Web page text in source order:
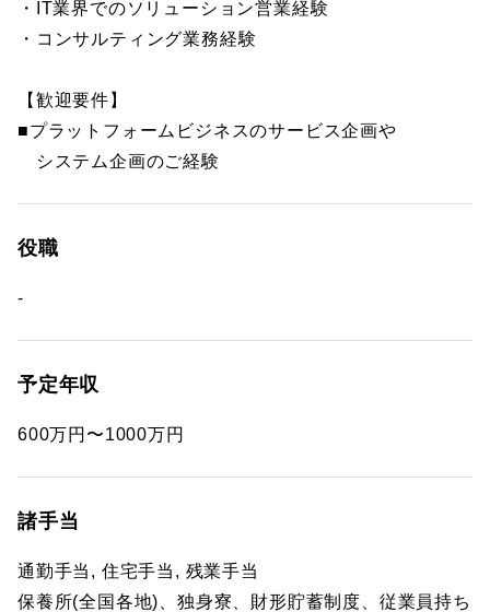
・IT業界でのソリューション営業経験
・コンサルティング業務経験
【歓迎要件】
■プラットフォームビジネスのサービス企画や
システム企画のご経験
役職
-
予定年収
600万円〜1000万円
諸手当
通勤手当, 住宅手当, 残業手当
保養所(全国各地)、独身寮、財形貯蓄制度、従業員持ち